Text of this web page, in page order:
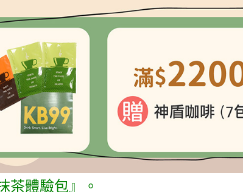
茶體驗包』。